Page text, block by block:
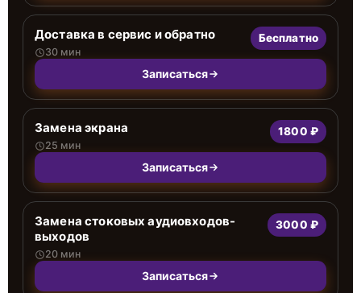
Доставка в сервис и обратно
30 мин
Бесплатно
Записаться
Замена экрана
25 мин
1800 ₽
Записаться
Замена стоковых аудиовходов-
выходов
20 мин
3000 ₽
Записаться